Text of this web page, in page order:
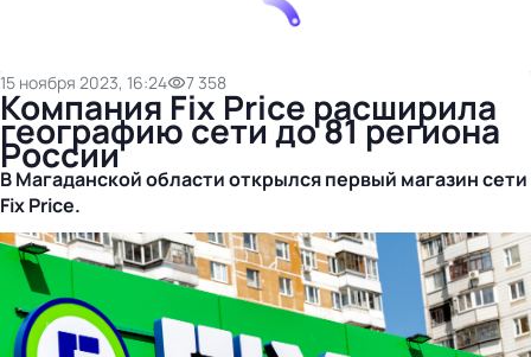
15 ноября 2023, 16:24 7 358
Компания Fix Price расширила
географию сети до 81 региона
России
В Магаданской области открылся первый магазин сети
Fix Price.